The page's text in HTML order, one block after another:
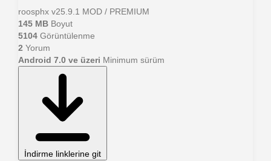
roosphx v25.9.1 MOD / PREMIUM
145 MB Boyut
5104 Görüntülenme
2 Yorum
Android 7.0 ve üzeri Minimum sürüm
İndirme linklerine git